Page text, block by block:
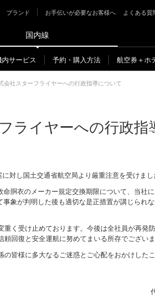
国内線
内サービス 予約・購入方法 航空券＋ホ
ブランド お手伝いが必要なお客様へ よくある質
会社スターフライヤーへの行政指導について
ライヤーへの行政指
対し国土交通省航空局より厳重注意を受けまし
胴衣のメーカー規定交換期限について、当社
象が判明した後も適切な是正措置が講じられ
重く受け止めております。今後は全社員が再発
回復と安全運航に努めてまいる所存でございま
の皆様に多大なるご迷惑とご心配をおかけした